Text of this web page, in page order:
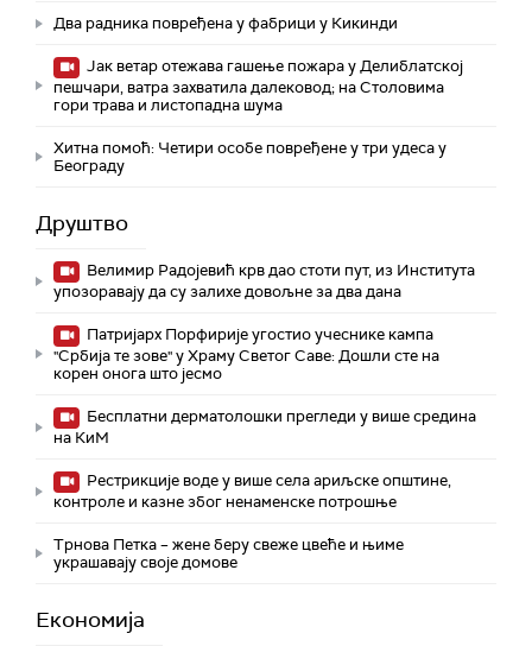
Два радника повређена у фабрици у Кикинди
Јак ветар отежава гашење пожара у Делиблатској
пешчари, ватра захватила далековод; на Столовима
гори трава и листопадна шума
Хитна помоћ: Четири особе повређене у три удеса у
Београду
Друштво
Велимир Радојевић крв дао стоти пут, из Института
упозоравају да су залихе довољне за два дана
Патријарх Порфирије угостио учеснике кампа
"Србија те зове" у Храму Светог Саве: Дошли сте на
корен онога што јесмо
Бесплатни дерматолошки прегледи у више средина
на КиМ
Рестрикције воде у више села ариљске општине,
контроле и казне због ненаменске потрошње
Трнова Петка – жене беру свеже цвеће и њиме
украшавају своје домове
Економија